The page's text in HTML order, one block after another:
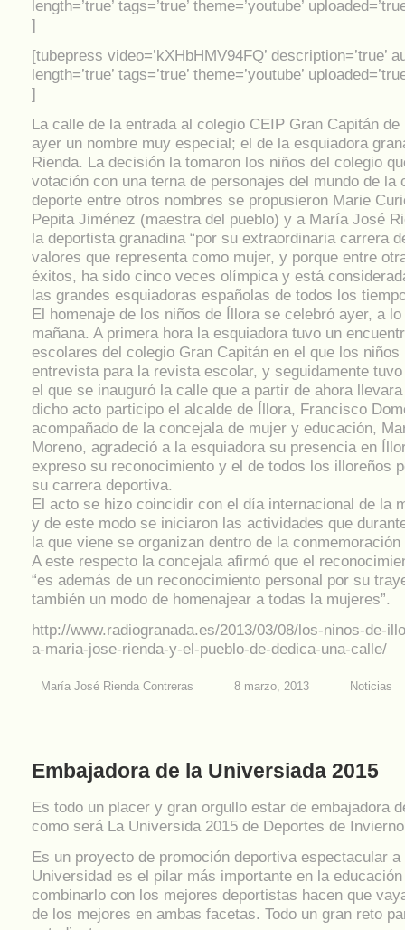
length=’true’ tags=’true’ theme=’youtube’
]
[tubepress video=’kXHbHMV94FQ’ description=’true’
length=’true’ tags=’true’ theme=’youtube’
]
La calle de la entrada al colegio CEIP Gran Capitán
ayer un nombre muy especial; el de la esquiadora
Rienda. La decisión la tomaron los niños del colegio
votación con una terna de personajes del mundo de la
deporte entre otros nombres se propusieron Marie
Pepita Jiménez (maestra del pueblo) y a María José
la deportista granadina “por su extraordinaria carrera
valores que representa como mujer, y porque entre
éxitos, ha sido cinco veces olímpica y está
las grandes esquiadoras españolas de todos los
El homenaje de los niños de Íllora se celebró ayer, a
mañana. A primera hora la esquiadora tuvo un
escolares del colegio Gran Capitán en el que los niños
entrevista para la revista escolar, y seguidamente
el que se inauguró la calle que a partir de ahora
dicho acto participo el alcalde de Íllora, Francisco
acompañado de la concejala de mujer y educación,
Moreno, agradeció a la esquiadora su presencia en
expreso su reconocimiento y el de todos los illoreños
su carrera deportiva.
El acto se hizo coincidir con el día internacional de la
y de este modo se iniciaron las actividades que
la que viene se organizan dentro de la
A este respecto la concejala afirmó que el
“es además de un reconocimiento personal por su
también un modo de homenajear a todas la mujeres”.
http://www.radiogranada.es/2013/03/08/los-ninos-de-
a-maria-jose-rienda-y-el-pueblo-de-dedica-una-calle/
María José Rienda Contreras 8 marzo, 2013 Noticias
Embajadora de la Universiada 2015
Es todo un placer y gran orgullo estar de embajadora
como será La Universida 2015 de Deportes de
Es un proyecto de promoción deportiva espectacular
Universidad es el pilar más importante en la
combinarlo con los mejores deportistas hacen que
de los mejores en ambas facetas. Todo un gran reto